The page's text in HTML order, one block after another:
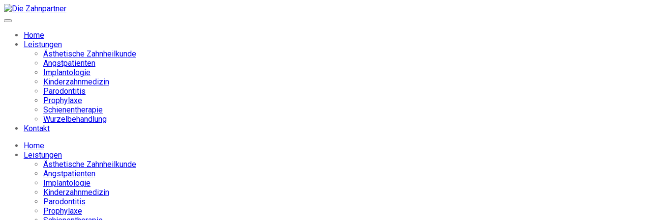
Home
Leistungen
Ästhetische Zahnheilkunde
Angstpatienten
Implantologie
Kinderzahnmedizin
Parodontitis
Prophylaxe
Schienentherapie
Wurzelbehandlung
Kontakt
Home
Leistungen
Ästhetische Zahnheilkunde
Angstpatienten
Implantologie
Kinderzahnmedizin
Parodontitis
Prophylaxe